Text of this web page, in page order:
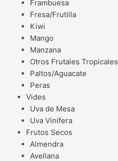
Frambuesa
Fresa/Frutilla
Kiwi
Mango
Manzana
Otros Frutales Tropicales
Paltos/Aguacate
Peras
Vides
Uva de Mesa
Uva Vinífera
Frutos Secos
Almendra
Avellana